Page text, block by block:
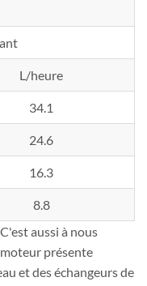
L/heure
34.1
24.6
16.3
8.8
aussi à nous
présente
et des échangeurs de